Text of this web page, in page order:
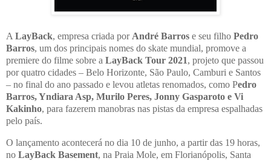
A LayBack, empresa criada por André Barros e seu filho Pedro
Barros, um dos principais nomes do skate mundial, promove a
premiere do filme sobre a LayBack Tour 2021, projeto que passou
por quatro cidades – Belo Horizonte, São Paulo, Camburi e Santos
– no final do ano passado e levou atletas renomados, como Pedro
Barros, Yndiara Asp, Murilo Peres, Jonny Gasparoto e Vi
Kakinho, para fazerem manobras nas pistas da empresa espalhadas
pelo país.
O lançamento acontecerá no dia 10 de junho, a partir das 19 horas,
no LayBack Basement, na Praia Mole, em Florianópolis, Santa